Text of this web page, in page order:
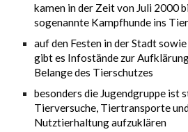
kamen in der Zeit von Juli 2000
sogenannte Kampfhunde ins
auf den Festen in der Stadt
gibt es Infostände zur
Belange des Tierschutzes
besonders die Jugendgruppe ist
Tierversuche, Tiertransporte
Nutztierhaltung aufzuklären